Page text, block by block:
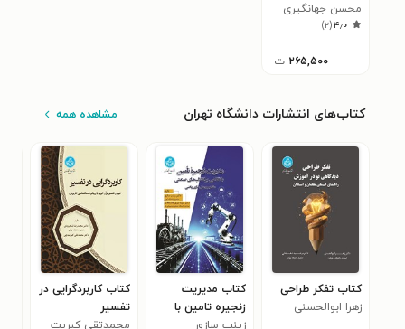
محسن جهانگیری
۴٫۰(۲)
۲۶۵,۵۰۰ ت
کتاب‌های انتشارات دانشگاه تهران مشاهده همه
کتاب تفکر طراحی
زهرا ابوالحسنی
کتاب مدیریت
زنجیره تامین با
نگاهی بر انقلاب
زینب سازور
کتاب کاربردگرایی در
تفسیر
محمدتقی کبریت